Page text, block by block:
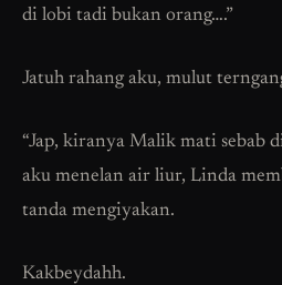
di lobi tadi bukan orang….”
Jatuh rahang aku, mulut
“Jap, kiranya Malik mati sebab
aku menelan air liur, Linda
tanda mengiyakan.
Kakbeydahh.